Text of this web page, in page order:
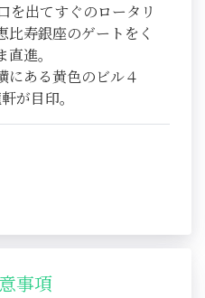
を出てすぐのロータリ
比寿銀座のゲートをく
進。
にある黄色のビル４
が目印。
事項